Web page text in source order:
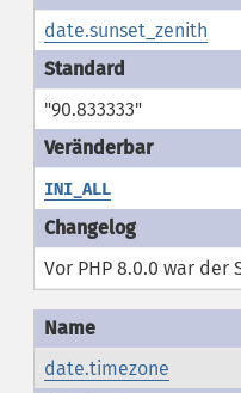
date.sunset_zenith
"90.833333"
INI_ALL
Vor PHP 8.0.0 war der
date.timezone